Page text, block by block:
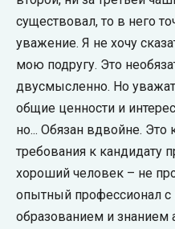
существовал, то в него
уважение. Я не хочу
мою подругу. Это
двусмысленно. Но
общие ценности и
но... Обязан вдвойне. Это
требования к кандидату
хороший человек – не
опытный профессионал
образованием и знанием